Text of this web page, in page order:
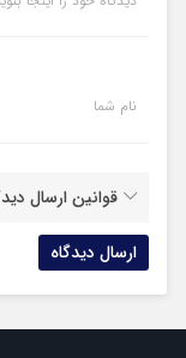
نام شما
قوانین ارسال